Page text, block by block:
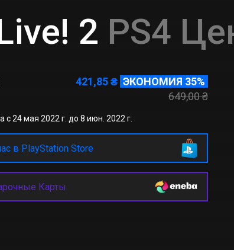
2 PS4
421,85 ₴ ЭКОНОМИЯ 35%
649,00 ₴
с 24 мая 2022 г. до 8 июн. 2022 г.
в PlayStation Store
Карты